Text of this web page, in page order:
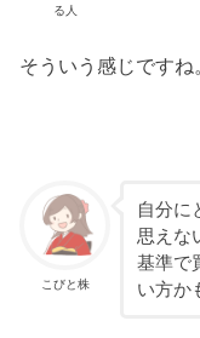
る人
そういう感じですね
こびと株
自分に
思えな
基準で
い方か